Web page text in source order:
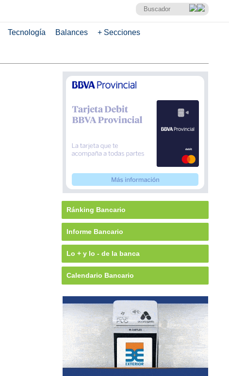
Tecnología Balances + Secciones
Ránking Bancario
Informe Bancario
Lo + y lo - de la banca
Calendario Bancario